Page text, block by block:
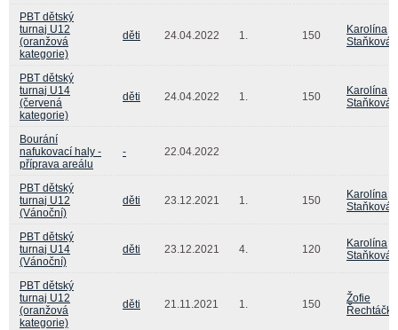
PBT dětský
turnaj U12
(oranžová
kategorie)
děti 24.04.2022 1. 150
Karolína
Staňková
PBT dětský
turnaj U14
(červená
kategorie)
děti 24.04.2022 1. 150
Karolína
Staňková
Bourání
nafukovací haly -
příprava areálu
- 22.04.2022
PBT dětský
turnaj U12
(Vánoční)
děti 23.12.2021 1. 150
Karolína
Staňková
PBT dětský
turnaj U14
(Vánoční)
děti 23.12.2021 4. 120
Karolína
Staňková
PBT dětský
turnaj U12
(oranžová
kategorie)
děti 21.11.2021 1. 150
Žofie